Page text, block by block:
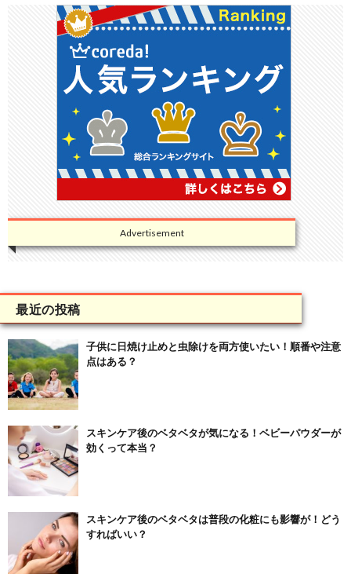
Advertisement
最近の投稿
子供に日焼け止めと虫除けを両方使いたい！順番や注意
点はある？
スキンケア後のベタベタが気になる！ベビーパウダーが
効くって本当？
スキンケア後のベタベタは普段の化粧にも影響が！どう
すればいい？